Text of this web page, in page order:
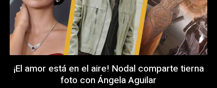
¡El amor está en el aire! Nodal comparte tierna
foto con Ángela Aguilar